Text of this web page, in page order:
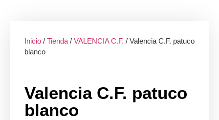
Inicio / Tienda / VALENCIA C.F. / Valencia C.F. patuco
blanco
Valencia C.F. patuco
blanco